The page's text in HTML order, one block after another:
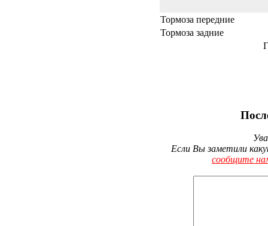
Тормоза передние
Тормоза задние
Если Вы заметили
сообщите